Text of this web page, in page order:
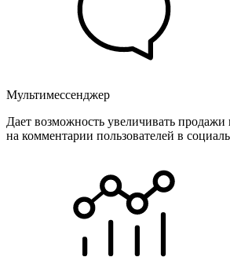
Мультимессенджер
Дает возможность увеличивать продажи
на комментарии пользователей в